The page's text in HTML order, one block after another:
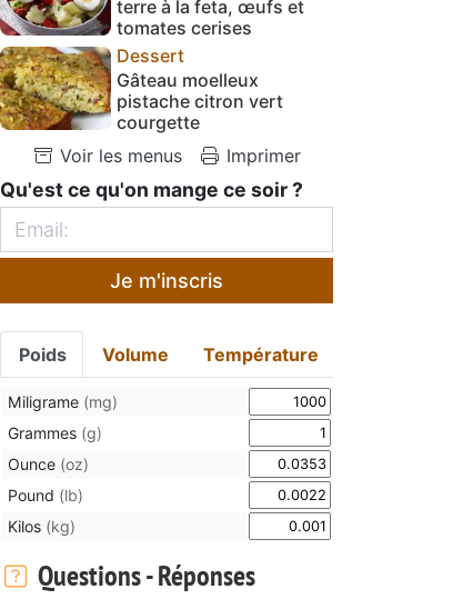
terre à la feta, œufs et
tomates cerises
Dessert
Gâteau moelleux
pistache citron vert
courgette
Voir les menus
Imprimer
Qu'est ce qu'on mange ce soir ?
Je m'inscris
Poids Volume Température
Miligrame (mg)
Grammes (g)
Ounce (oz)
Pound (lb)
Kilos (kg)
Questions - Réponses